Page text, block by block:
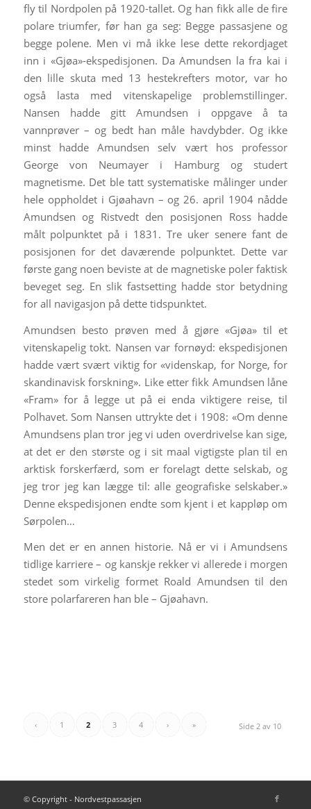
fly til Nordpolen på 1920-tallet. Og han fikk alle de fire
polare triumfer, før han ga seg: Begge passasjene og
begge polene. Men vi må ikke lese dette rekordjaget
inn i «Gjøa»-ekspedisjonen. Da Amundsen la fra kai i
den lille skuta med 13 hestekrefters motor, var ho
også lasta med vitenskapelige problemstillinger.
Nansen hadde gitt Amundsen i oppgave å ta
vannprøver – og bedt han måle havdybder. Og ikke
minst hadde Amundsen selv vært hos professor
George von Neumayer i Hamburg og studert
magnetisme. Det ble tatt systematiske målinger under
hele oppholdet i Gjøahavn – og 26. april 1904 nådde
Amundsen og Ristvedt den posisjonen Ross hadde
målt polpunktet på i 1831. Tre uker senere fant de
posisjonen for det daværende polpunktet. Dette var
første gang noen beviste at de magnetiske poler faktisk
beveget seg. En slik fastsetting hadde stor betydning
for all navigasjon på dette tidspunktet.
Amundsen besto prøven med å gjøre «Gjøa» til et
vitenskapelig tokt. Nansen var fornøyd: ekspedisjonen
hadde vært svært viktig for «videnskap, for Norge, for
skandinavisk forskning». Like etter fikk Amundsen låne
«Fram» for å legge ut på ei enda viktigere reise, til
Polhavet. Som Nansen uttrykte det i 1908: «Om denne
Amundsens plan tror jeg vi uden overdrivelse kan sige,
at det er den største og i sit maal vigtigste plan til en
arktisk forskerfærd, som er forelagt dette selskab, og
jeg tror jeg kan lægge til: alle geografiske selskaber.»
Denne ekspedisjonen endte som kjent i et kappløp om
Sørpolen…
Men det er en annen historie. Nå er vi i Amundsens
tidlige karriere – og kanskje rekker vi allerede i morgen
stedet som virkelig formet Roald Amundsen til den
store polarfareren han ble – Gjøahavn.
Side 2 av 10
‹ 1 2 3 4 › »
© Copyright - Nordvestpassasjen